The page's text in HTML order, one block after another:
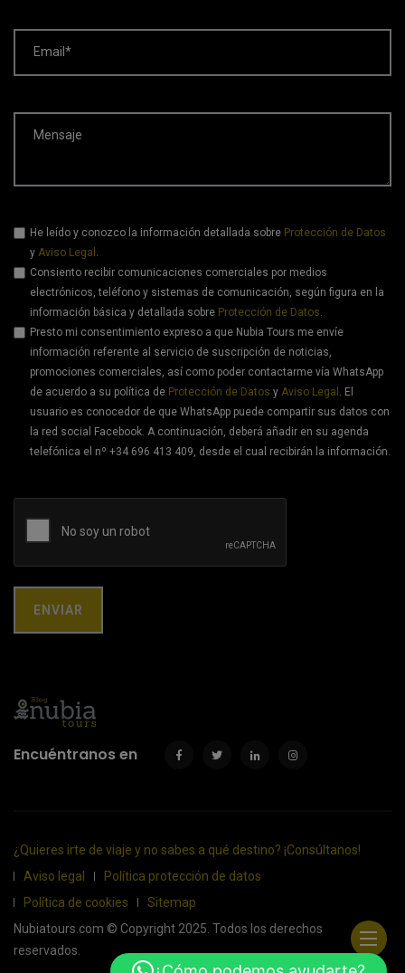
Email*
Mensaje
He leído y conozco la información detallada sobre Protección de Datos
y Aviso Legal .
Consiento recibir comunicaciones comerciales por medios
electrónicos, teléfono y sistemas de comunicación, según figura en la
información básica y detallada sobre Protección de Datos.
Presto mi consentimiento expreso a que Nubia Tours me envíe
información referente al servicio de suscripción de noticias,
promociones comerciales, así como poder contactarme vía WhatsApp
de acuerdo a su política de Protección de Datos y Aviso Legal . El
usuario es conocedor de que WhatsApp puede compartir sus datos con
la red social Facebook. A continuación, deberá añadir en su agenda
telefónica el nº +34 696 413 409, desde el cual recibirán la información.
Encuéntranos en
¿Quieres irte de viaje y no sabes a qué destino? ¡Consúltanos!
Aviso legal
Política protección de datos
Política de cookies
Sitemap
Nubiatours.com © Copyright 2025. Todos los derechos
reservados.